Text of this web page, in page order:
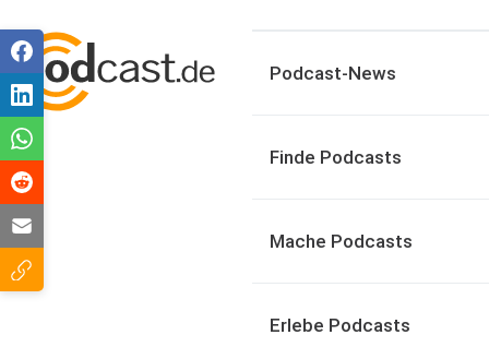
Podcast-News
Finde Podcasts
Mache Podcasts
Erlebe Podcasts